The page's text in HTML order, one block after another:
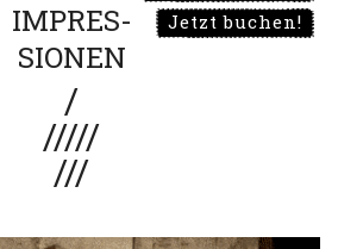
Jetzt buchen!
IMPRES-
SIONEN
/
/////
///